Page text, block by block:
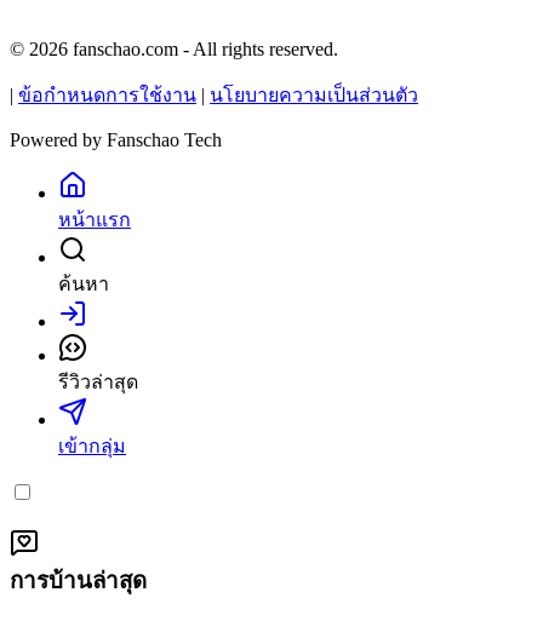
© 2026 fanschao.com - All rights reserved.
ข้อกำหนดการใช้งาน นโยบายความเป็นส่วนตัว
Powered by Fanschao Tech
หน้าแรก
ค้นหา
เข้าสู่ระบบ
รีวิวล่าสุด
เข้ากลุ่ม
การบ้านล่าสุด